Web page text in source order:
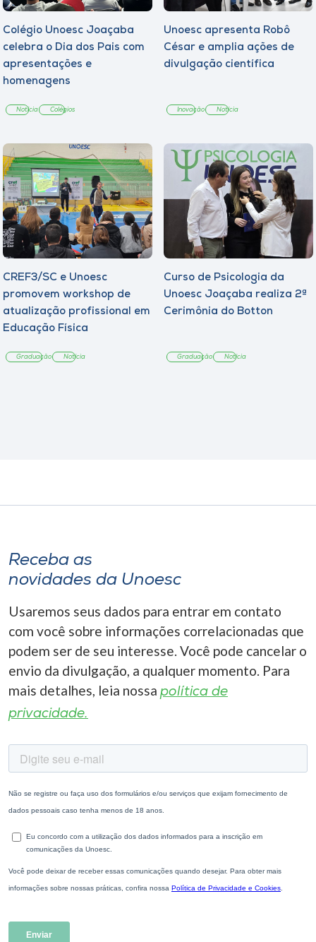
Colégio Unoesc Joaçaba
celebra o Dia dos Pais com
apresentações e
homenagens
Notícia Colégios
Unoesc apresenta Robô
César e amplia ações de
divulgação científica
Inovação Notícia
CREF3/SC e Unoesc
promovem workshop de
atualização profissional em
Educação Física
Graduação Notícia
Curso de Psicologia da
Unoesc Joaçaba realiza 2ª
Cerimônia do Botton
Graduação Notícia
Receba as
novidades da Unoesc
Usaremos seus dados para entrar em contato
com você sobre informações correlacionadas que
podem ser de seu interesse. Você pode cancelar o
envio da divulgação, a qualquer momento. Para
mais detalhes, leia nossa política de
privacidade.